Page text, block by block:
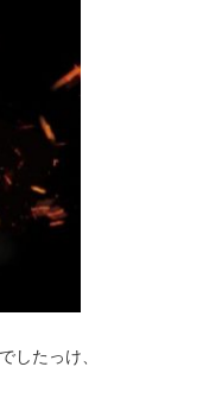
したっけ、